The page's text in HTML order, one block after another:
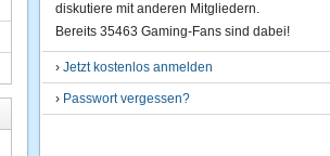
diskutiere mit anderen Mitgliedern.
Bereits 35463 Gaming-Fans sind dabei!
› Jetzt kostenlos anmelden
› Passwort vergessen?